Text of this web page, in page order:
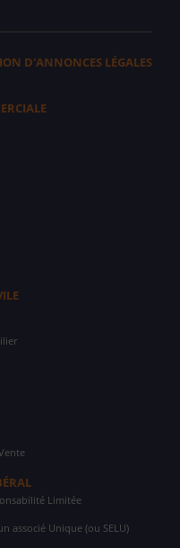
D'ANNONCES LÉGALES
Limitée
associé Unique (ou SELU)